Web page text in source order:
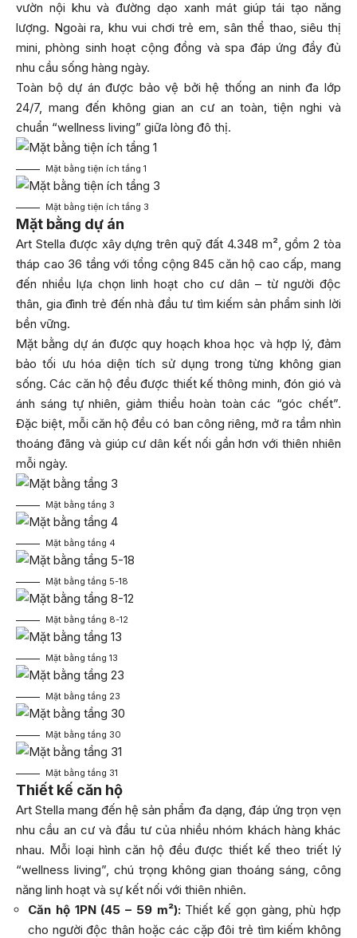
vườn nội khu và đường dạo xanh mát giúp tái tạo năng
lượng. Ngoài ra, khu vui chơi trẻ em, sân thể thao, siêu thị
mini, phòng sinh hoạt cộng đồng và spa đáp ứng đầy đủ
nhu cầu sống hàng ngày.
Toàn bộ dự án được bảo vệ bởi hệ thống an ninh đa lớp
24/7, mang đến không gian an cư an toàn, tiện nghi và
chuẩn “wellness living” giữa lòng đô thị.
Mặt bằng tiện ích tầng 1
Mặt bằng tiện ích tầng 3
Mặt bằng dự án
Art Stella được xây dựng trên quỹ đất 4.348 m², gồm 2 tòa
tháp cao 36 tầng với tổng cộng 845 căn hộ cao cấp, mang
đến nhiều lựa chọn linh hoạt cho cư dân – từ người độc
thân, gia đình trẻ đến nhà đầu tư tìm kiếm sản phẩm sinh lời
bền vững.
Mặt bằng dự án được quy hoạch khoa học và hợp lý, đảm
bảo tối ưu hóa diện tích sử dụng trong từng không gian
sống. Các căn hộ đều được thiết kế thông minh, đón gió và
ánh sáng tự nhiên, giảm thiểu hoàn toàn các “góc chết”.
Đặc biệt, mỗi căn hộ đều có ban công riêng, mở ra tầm nhìn
thoáng đãng và giúp cư dân kết nối gần hơn với thiên nhiên
mỗi ngày.
Mặt bằng tầng 3
Mặt bằng tầng 4
Mặt bằng tầng 5-18
Mặt bằng tầng 8-12
Mặt bằng tầng 13
Mặt bằng tầng 23
Mặt bằng tầng 30
Mặt bằng tầng 31
Thiết kế căn hộ
Art Stella mang đến hệ sản phẩm đa dạng, đáp ứng trọn vẹn
nhu cầu an cư và đầu tư của nhiều nhóm khách hàng khác
nhau. Mỗi loại hình căn hộ đều được thiết kế theo triết lý
“wellness living”, chú trọng không gian thoáng sáng, công
năng linh hoạt và sự kết nối với thiên nhiên.
Căn hộ 1PN (45 – 59 m²): Thiết kế gọn gàng, phù hợp
cho người độc thân hoặc các cặp đôi trẻ tìm kiếm không